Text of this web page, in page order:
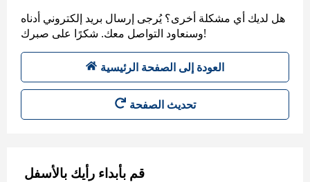
هل لديك أي مشكلة أخرى؟ يُرجى إرسال بريد إلكتروني أدناه
وسنعاود التواصل معك. شكرًا على صبرك!
العودة إلى الصفحة الرئيسية
تحديث الصفحة
قم بأبداء رأيك بالأسفل